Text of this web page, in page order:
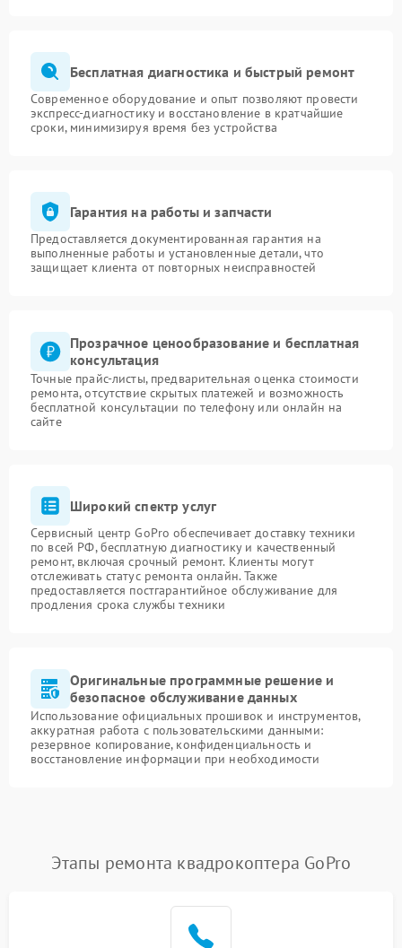
Бесплатная диагностика и быстрый ремонт
Современное оборудование и опыт позволяют провести
экспресс-диагностику и восстановление в кратчайшие
сроки, минимизируя время без устройства
Гарантия на работы и запчасти
Предоставляется документированная гарантия на
выполненные работы и установленные детали, что
защищает клиента от повторных неисправностей
Прозрачное ценообразование и бесплатная
консультация
Точные прайс-листы, предварительная оценка стоимости
ремонта, отсутствие скрытых платежей и возможность
бесплатной консультации по телефону или онлайн на
сайте
Широкий спектр услуг
Сервисный центр GoPro обеспечивает доставку техники
по всей РФ, бесплатную диагностику и качественный
ремонт, включая срочный ремонт. Клиенты могут
отслеживать статус ремонта онлайн. Также
предоставляется постгарантийное обслуживание для
продления срока службы техники
Оригинальные программные решение и
безопасное обслуживание данных
Использование официальных прошивок и инструментов,
аккуратная работа с пользовательскими данными:
резервное копирование, конфиденциальность и
восстановление информации при необходимости
Этапы ремонта квадрокоптера GoPro